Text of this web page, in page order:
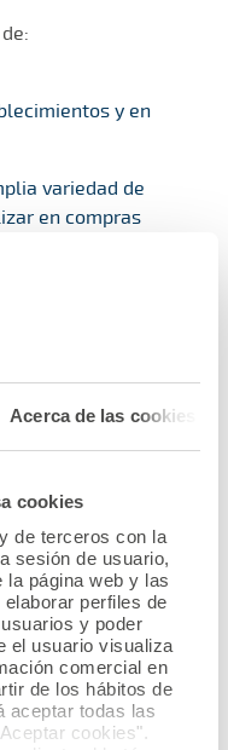
Acerca de las cookies
cookies
de terceros con la
sesión de usuario,
la página web y las
perfiles de
y poder
el usuario visualiza
comercial en
de los hábitos de
aceptar todas las
cookies".
y en
variedad de
en compras
a que visites
para que